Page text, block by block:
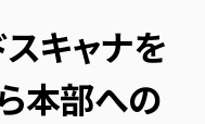
キャナを
本部への